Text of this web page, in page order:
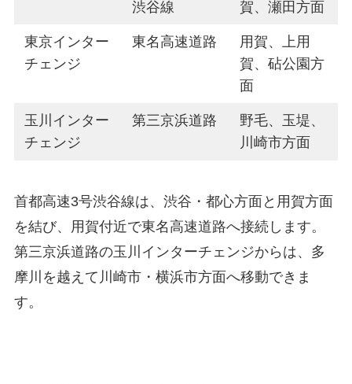
渋谷線 賀、瀬田方面
東京インター
チェンジ
東名高速道路
用賀、上用
賀、砧公園方
面
玉川インター
チェンジ
第三京浜道路
野毛、玉堤、
川崎市方面
首都高速3号渋谷線は、渋谷・都心方面と用賀方面
を結び、用賀付近で東名高速道路へ接続します。
第三京浜道路の玉川インターチェンジからは、多
摩川を越えて川崎市・横浜市方面へ移動できま
す。